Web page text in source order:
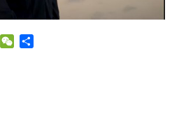
TelegramWeChat